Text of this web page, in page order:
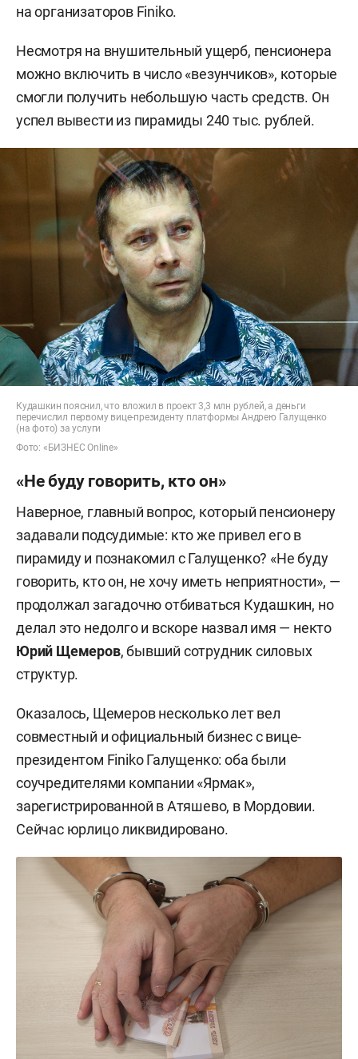
на организаторов Finiko.
Несмотря на внушительный ущерб, пенсионера
можно включить в число «везунчиков», которые
смогли получить небольшую часть средств. Он
успел вывести из пирамиды 240 тыс. рублей.
Кудашкин пояснил, что вложил в проект 3,3 млн рублей, а деньги
перечислил первому вице-президенту платформы Андрею Галущенко
(на фото) за услуги
Фото: «БИЗНЕС Online»
«Не буду говорить, кто он»
Наверное, главный вопрос, который пенсионеру
задавали подсудимые: кто же привел его в
пирамиду и познакомил с Галущенко? «Не буду
говорить, кто он, не хочу иметь неприятности», —
продолжал загадочно отбиваться Кудашкин, но
делал это недолго и вскоре назвал имя — некто
Юрий Щемеров, бывший сотрудник силовых
структур.
Оказалось, Щемеров несколько лет вел
совместный и официальный бизнес с вице-
президентом Finiko Галущенко: оба были
соучредителями компании «Ярмак»,
зарегистрированной в Атяшево, в Мордовии.
Сейчас юрлицо ликвидировано.